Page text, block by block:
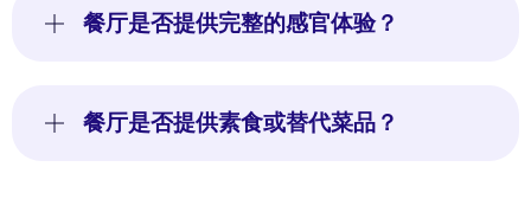
餐厅是否提供完整的感官体验？
餐厅是否提供素食或替代菜品？